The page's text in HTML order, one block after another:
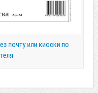
почту или киоски по